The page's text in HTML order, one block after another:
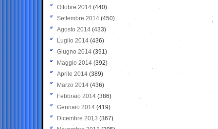
Ottobre 2014 (440)
Settembre 2014 (450)
Agosto 2014 (433)
Luglio 2014 (436)
Giugno 2014 (391)
Maggio 2014 (392)
Aprile 2014 (389)
Marzo 2014 (436)
Febbraio 2014 (386)
Gennaio 2014 (419)
Dicembre 2013 (367)